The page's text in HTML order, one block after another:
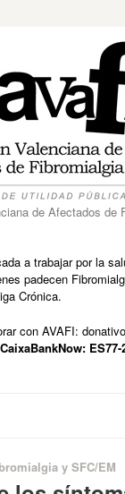
de Afectados de
a trabajar por la
padecen
Crónica.
con AVAFI:
CaixaBankNow: ES77-
y SFC/EM